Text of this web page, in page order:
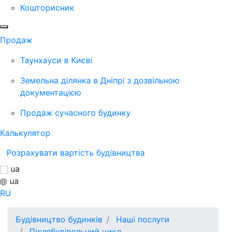
Кошторисник
Продаж
Таунхауси в Києві
Земельна ділянка в Дніпрі з дозвільною
документацією
Продаж сучасного будинку
Калькулятор
Розрахувати вартість будівництва
ua
ua
RU
Будівництво будинків
Наші послуги